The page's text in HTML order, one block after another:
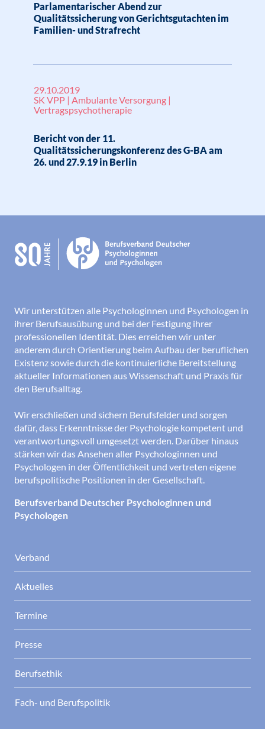
Parlamentarischer Abend zur
Qualitätssicherung von Gerichtsgutachten im
Familien- und Strafrecht
29.10.2019
SK VPP | Ambulante Versorgung |
Vertragspsychotherapie
Bericht von der 11.
Qualitätssicherungskonferenz des G-BA am
26. und 27.9.19 in Berlin
Wir unterstützen alle Psychologinnen und Psychologen in
ihrer Berufsausübung und bei der Festigung ihrer
professionellen Identität. Dies erreichen wir unter
anderem durch Orientierung beim Aufbau der beruflichen
Existenz sowie durch die kontinuierliche Bereitstellung
aktueller Informationen aus Wissenschaft und Praxis für
den Berufsalltag.
Wir erschließen und sichern Berufsfelder und sorgen
dafür, dass Erkenntnisse der Psychologie kompetent und
verantwortungsvoll umgesetzt werden. Darüber hinaus
stärken wir das Ansehen aller Psychologinnen und
Psychologen in der Öffentlichkeit und vertreten eigene
berufspolitische Positionen in der Gesellschaft.
Berufsverband Deutscher Psychologinnen und
Psychologen
Verband
Aktuelles
Termine
Presse
Berufsethik
Fach- und Berufspolitik